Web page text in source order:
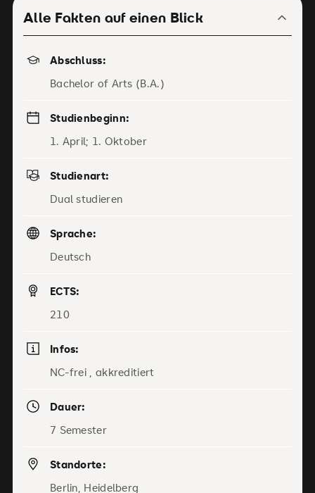
Alle Fakten auf einen Blick
Abschluss:
Bachelor of Arts (B.A.)
Studienbeginn:
1. April; 1. Oktober
Studienart:
Dual studieren
Sprache:
Deutsch
ECTS:
210
Infos:
NC-frei , akkreditiert
Dauer:
7 Semester
Standorte:
Berlin, Heidelberg